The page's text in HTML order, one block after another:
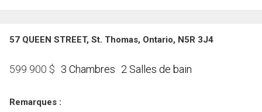
57 QUEEN STREET, St. Thomas, Ontario, N5R 3J4
599 900 $ 3 Chambres 2 Salles de bain
Remarques :